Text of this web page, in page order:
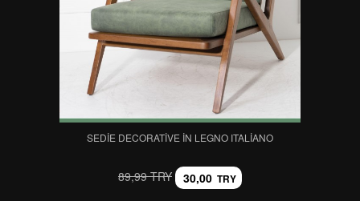
SEDIE DECORATIVE IN LEGNO ITALIANO
89,99 TRY 30,00 TRY